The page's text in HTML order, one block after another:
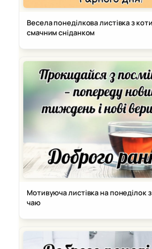
Весела понеділкова листівка з
смачним сніданком
Мотивуюча листівка на понеділок
чаю